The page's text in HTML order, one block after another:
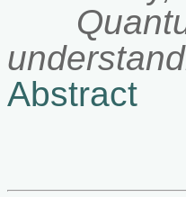
Abstract